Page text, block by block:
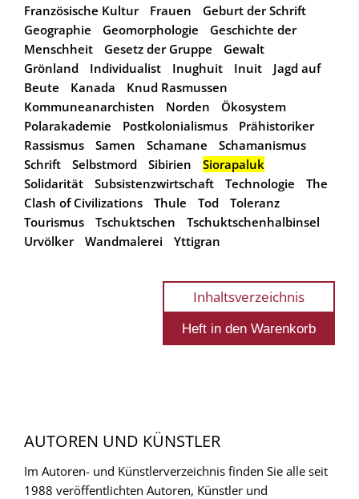
Französische Kultur
Frauen
Geburt der Schrift
Geographie
Geomorphologie
Geschichte der
Menschheit
Gesetz der Gruppe
Gewalt
Grönland
Individualist Inughuit Inuit
Jagd auf
Beute
Kanada
Knud Rasmussen
Kommuneanarchisten
Norden
Ökosystem
Polarakademie
Postkolonialismus
Prähistoriker
Rassismus
Samen Schamane
Schamanismus
Schrift
Selbstmord Sibirien
Siorapaluk
Solidarität
Subsistenzwirtschaft Technologie
The
Clash of Civilizations
Thule Tod
Toleranz
Tourismus
Tschuktschen
Tschuktschenhalbinsel
Urvölker
Wandmalerei Yttigran
Inhaltsverzeichnis
AUTOREN UND KÜNSTLER
Im Autoren- und Künstlerverzeichnis finden Sie alle seit
1988 veröffentlichten Autoren, Künstler und